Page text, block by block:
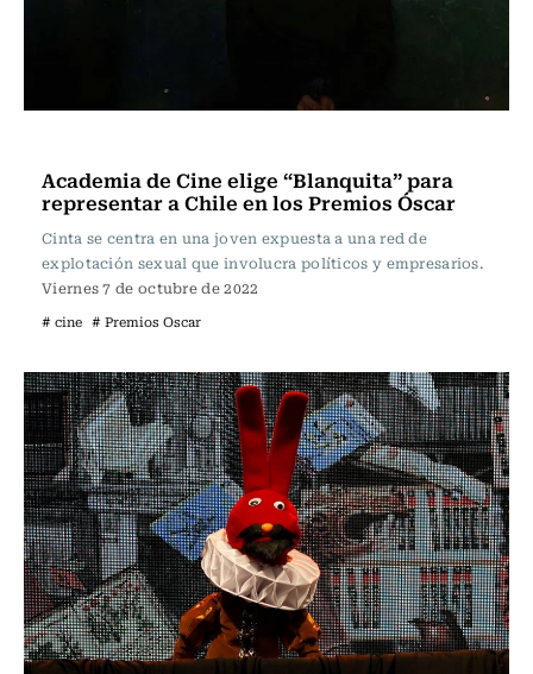
Academia de Cine elige “Blanquita” para
representar a Chile en los Premios Óscar
Cinta se centra en una joven expuesta a una red de
explotación sexual que involucra políticos y empresarios.
Viernes 7 de octubre de 2022
# cine # Premios Oscar